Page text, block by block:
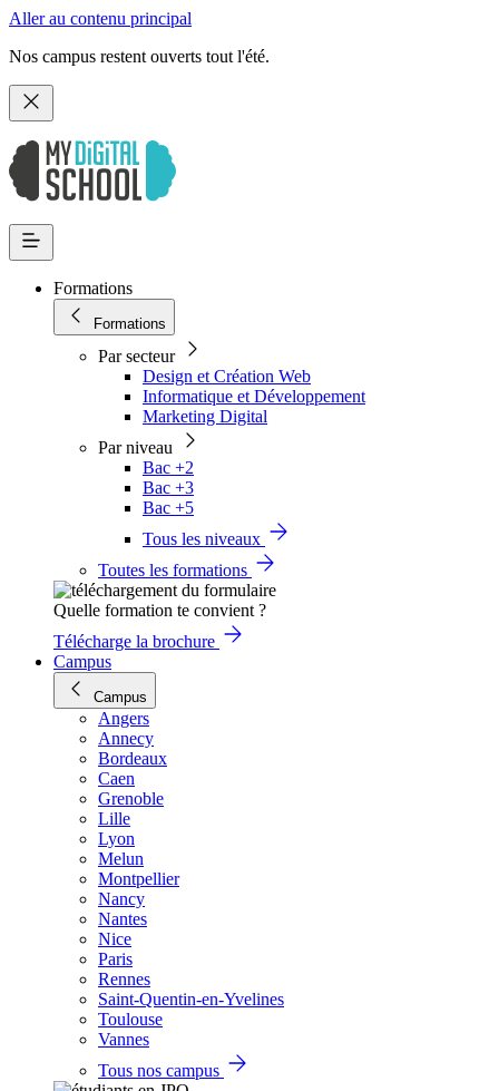
Aller au contenu principal
Nos campus restent ouverts tout l'été.
Formations
Formations
Par secteur
Design et Création Web
Informatique et Développement
Marketing Digital
Par niveau
Bac +2
Bac +3
Bac +5
Tous les niveaux
Toutes les formations
Quelle formation te convient ?
Télécharge la brochure
Campus
Campus
Angers
Annecy
Bordeaux
Caen
Grenoble
Lille
Lyon
Melun
Montpellier
Nancy
Nantes
Nice
Paris
Rennes
Saint-Quentin-en-Yvelines
Toulouse
Vannes
Tous nos campus